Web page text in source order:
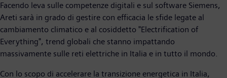
Facendo leva sulle competenze digitali e sul software Siemens,
Areti sarà in grado di gestire con efficacia le sfide legate al
cambiamento climatico e al cosiddetto "Electrification of
Everything", trend globali che stanno impattando
massivamente sulle reti elettriche in Italia e in tutto il mondo.
Con lo scopo di accelerare la transizione energetica in Italia,